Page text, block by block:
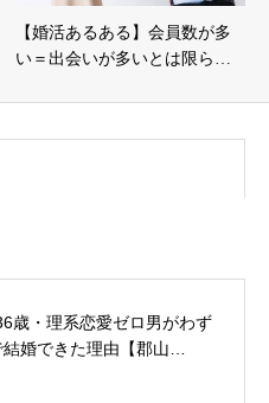
【婚活あるある】会員数が多
い＝出会いが多いとは限ら…
歳・理系恋愛ゼロ男がわず
結婚できた理由【郡山…